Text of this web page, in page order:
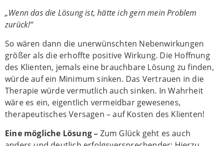
„Wenn das die Lösung ist, hätte ich gern mein Problem
zurück!“
So wären dann die unerwünschten Nebenwirkungen
größer als die erhoffte positive Wirkung. Die Hoffnung
des Klienten, jemals eine brauchbare Lösung zu finden,
würde auf ein Minimum sinken. Das Vertrauen in die
Therapie würde vermutlich auch sinken. In Wahrheit
wäre es ein, eigentlich vermeidbar gewesenes,
therapeutisches Versagen – auf Kosten des Klienten!
Eine mögliche Lösung – Zum Glück geht es auch